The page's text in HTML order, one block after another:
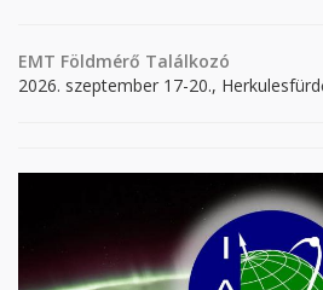
EMT Földmérő Találkozó
2026. szeptember 17-20.,